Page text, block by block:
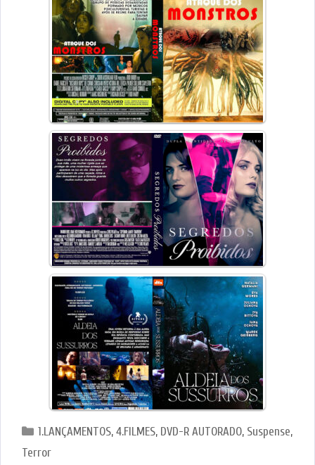
Categorias
1.LANÇAMENTOS,4.FILMES, DVD-R AUTORADO, Suspense,
Terror